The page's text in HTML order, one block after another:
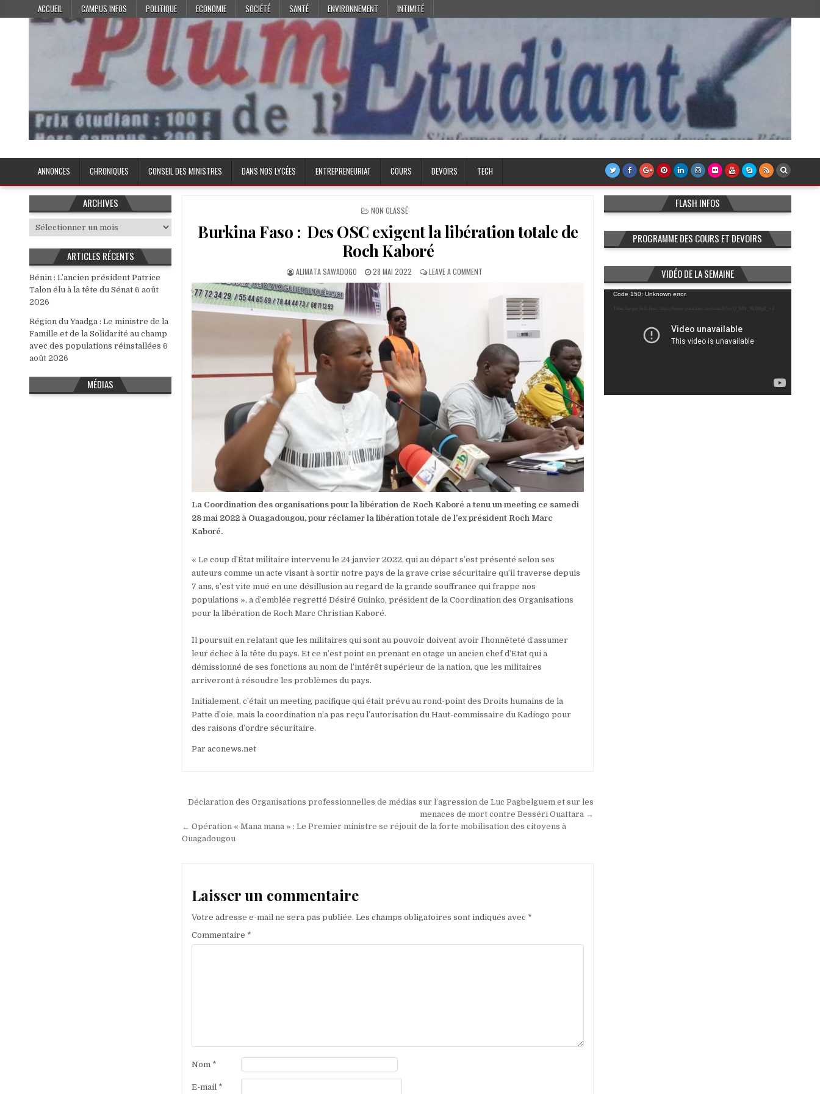
to
ACCUEIL CAMPUS INFOS POLITIQUE ECONOMIE SOCIÉTÉ SANTÉ ENVIRONNEMENT INTIMITÉ
Plume de l'Etudiant
ANNONCES CHRONIQUES CONSEIL DES MINISTRES DANS NOS LYCÉES ENTREPRENEURIAT COURS DEVOIRS TECH
POSTED
NON CLASSÉ
Burkina Faso : Des OSC exigent la libération totale de
Roch Kaboré
AUTHOR:
ALIMATA SAWADOGO
PUBLISHED
DATE:
28 MAI 2022 LEAVE A COMMENT
EXIGENT
LIBÉRATION
TOTALE
DE
ROCH
KABORÉ
La Coordination des organisations pour la libération de Roch Kaboré a tenu un meeting ce samedi
28 mai 2022 à Ouagadougou, pour réclamer la libération totale de l’ex président Roch Marc
Kaboré.
« Le coup d’État militaire intervenu le 24 janvier 2022, qui au départ s’est présenté selon ses
auteurs comme un acte visant à sortir notre pays de la grave crise sécuritaire qu’il traverse depuis
7 ans, s’est vite mué en une désillusion au regard de la grande souffrance qui frappe nos
populations », a d’emblée regretté Désiré Guinko, président de la Coordination des Organisations
pour la libération de Roch Marc Christian Kaboré.
Il poursuit en relatant que les militaires qui sont au pouvoir doivent avoir l’honnêteté d’assumer
leur échec à la tête du pays. Et ce n’est point en prenant en otage un ancien chef d’Etat qui a
démissionné de ses fonctions au nom de l’intérêt supérieur de la nation, que les militaires
arriveront à résoudre les problèmes du pays.
Initialement, c’était un meeting pacifique qui était prévu au rond-point des Droits humains de la
Patte d’oie, mais la coordination n’a pas reçu l’autorisation du Haut-commissaire du Kadiogo pour
des raisons d’ordre sécuritaire.
Par aconews.net
Navigation
de
l’article
Déclaration des Organisations professionnelles de médias sur l’agression de Luc Pagbelguem et sur les
menaces de mort contre Besséri Ouattara →
← Opération « Mana mana » : Le Premier ministre se réjouit de la forte mobilisation des citoyens à
Ouagadougou
Laisser un commentaire
Votre adresse e-mail ne sera pas publiée. Les champs obligatoires sont indiqués avec *
Commentaire *
Nom *
E-mail *
ARCHIVES
Archives
ARTICLES RÉCENTS
Bénin : L’ancien président Patrice
Talon élu à la tête du Sénat 6 août
2026
Région du Yaadga : Le ministre de la
Famille et de la Solidarité au champ
avec des populations réinstallées 6
août 2026
MÉDIAS
FLASH INFOS
PROGRAMME DES COURS ET DEVOIRS
VIDÉO DE LA SEMAINE
Lecteur
vidéo
Code 150: Unknown error.
Télécharger le fichier: https://www.youtube.com/watch?v=U_MN_YL99Ig&_=1